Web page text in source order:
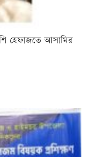
হেফাজতে আসামির